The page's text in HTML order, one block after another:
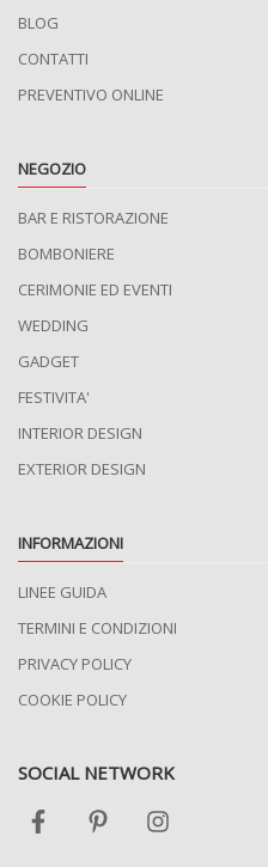
BLOG
CONTATTI
PREVENTIVO ONLINE
NEGOZIO
BAR E RISTORAZIONE
BOMBONIERE
CERIMONIE ED EVENTI
WEDDING
GADGET
FESTIVITA'
INTERIOR DESIGN
EXTERIOR DESIGN
INFORMAZIONI
LINEE GUIDA
TERMINI E CONDIZIONI
PRIVACY POLICY
COOKIE POLICY
SOCIAL NETWORK